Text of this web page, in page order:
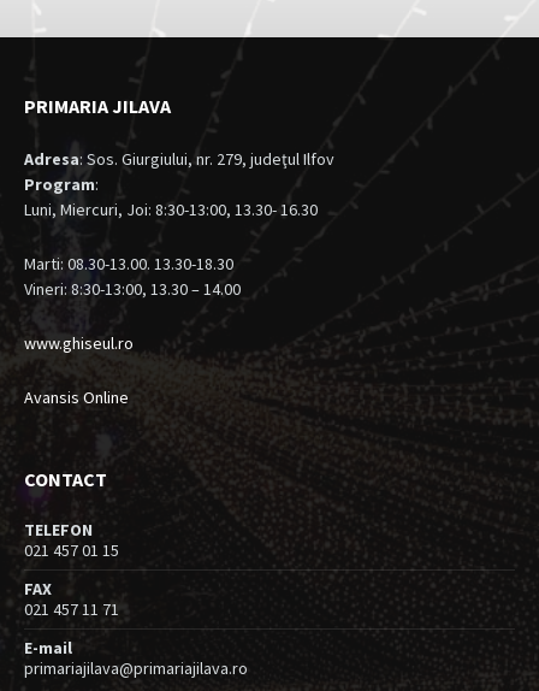
PRIMARIA JILAVA
Adresa: Sos. Giurgiului, nr. 279, judeţul Ilfov
Program:
Luni, Miercuri, Joi: 8:30-13:00, 13.30- 16.30
Marti: 08.30-13.00. 13.30-18.30
Vineri: 8:30-13:00, 13.30 – 14.00
www.ghiseul.ro
Avansis Online
CONTACT
TELEFON
021 457 01 15
FAX
021 457 11 71
E-mail
primariajilava@primariajilava.ro